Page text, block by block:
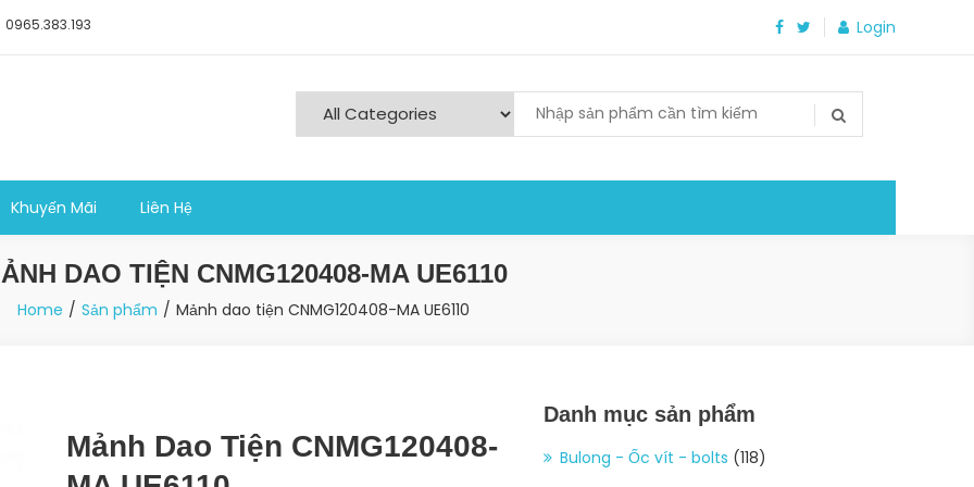
0965.383.193 Login
Khuyến Mãi Liên Hệ
DAO TIỆN CNMG120408-MA UE6110
Home Sản phẩm Mảnh dao tiện CNMG120408-MA UE6110
Mảnh Dao Tiện CNMG120408-
Danh mục sản phẩm
Bulong - Ốc vít - bolts (118)